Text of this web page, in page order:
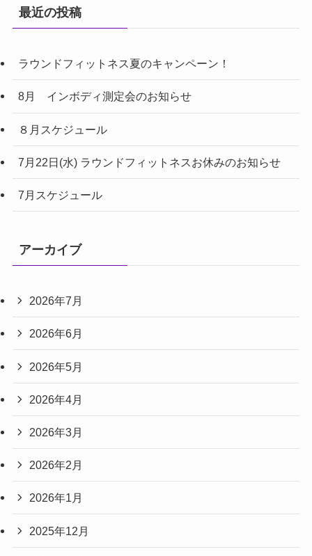
最近の投稿
ラウンドフィットネス夏のキャンペーン！
8月 インボディ測定会のお知らせ
８月スケジュール
7月22日(水) ラウンドフィットネスお休みのお知らせ
7月スケジュール
アーカイブ
2026年7月
2026年6月
2026年5月
2026年4月
2026年3月
2026年2月
2026年1月
2025年12月